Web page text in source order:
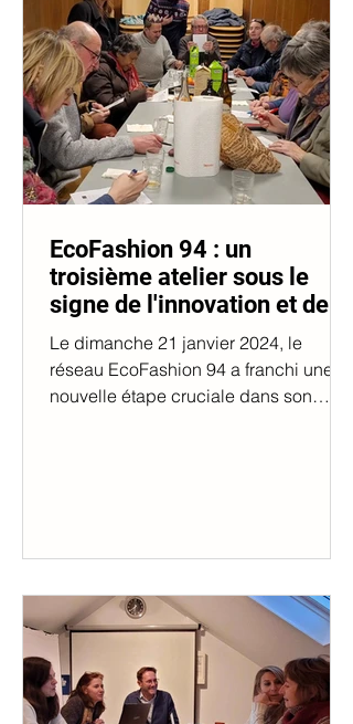
EcoFashion 94 : un
troisième atelier sous le
signe de l'innovation et de la
collaboration
Le dimanche 21 janvier 2024, le
réseau EcoFashion 94 a franchi une
nouvelle étape cruciale dans son